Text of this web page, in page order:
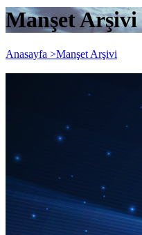
Manşet Arşivi
Anasayfa >Manşet Arşivi